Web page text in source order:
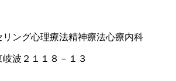
リング心理療法精神療法心療内科
波２１１８－１３